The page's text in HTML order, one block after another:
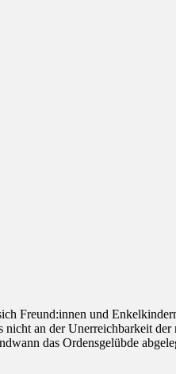
Freund:innen und
nicht an der Unerreichbarkeit
das Ordensgelübde